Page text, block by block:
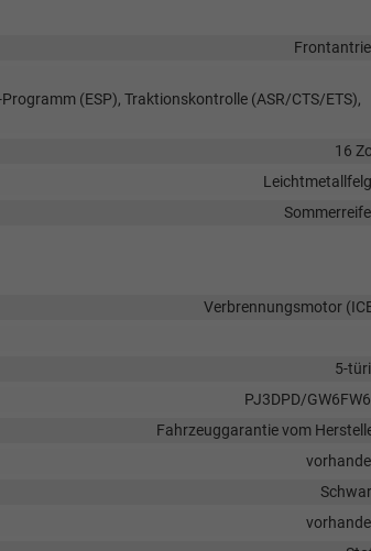
(ESP), Traktionskontrolle (ASR/CTS/ETS),
16
Verbrennungsmotor
5-
PJ3DPD/
Fahrzeuggarantie vom